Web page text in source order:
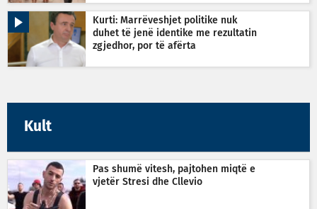
Kurti: Marrëveshjet politike nuk
duhet të jenë identike me rezultatin
zgjedhor, por të afërta
Kult
Pas shumë vitesh, pajtohen miqtë e
vjetër Stresi dhe Cllevio